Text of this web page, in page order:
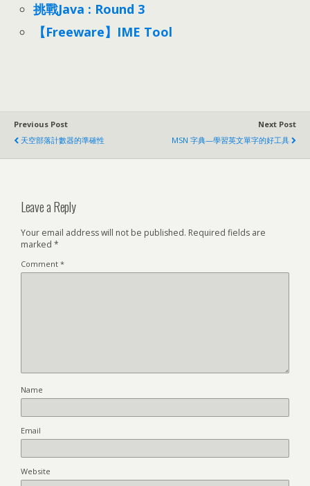
挑戰Java : Round 3
【Freeware】IME Tool
Previous Post
天空部落計數器的準確性
Next Post
MSN 字典—學習英文單字的好工具
Leave a Reply
Your email address will not be published. Required fields are
marked *
Comment *
Name
Email
Website